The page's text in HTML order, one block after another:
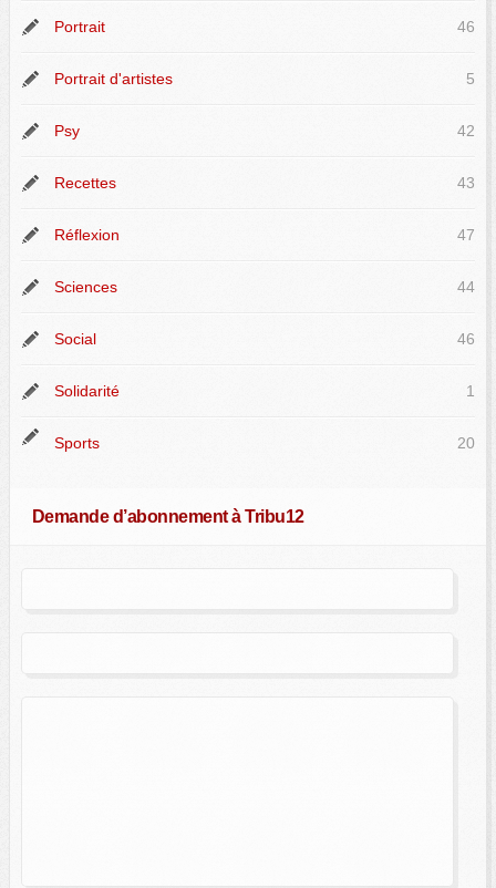
Portrait 46
Portrait d'artistes 5
Psy 42
Recettes 43
Réflexion 47
Sciences 44
Social 46
Solidarité 1
Sports 20
Demande d’abonnement à Tribu12